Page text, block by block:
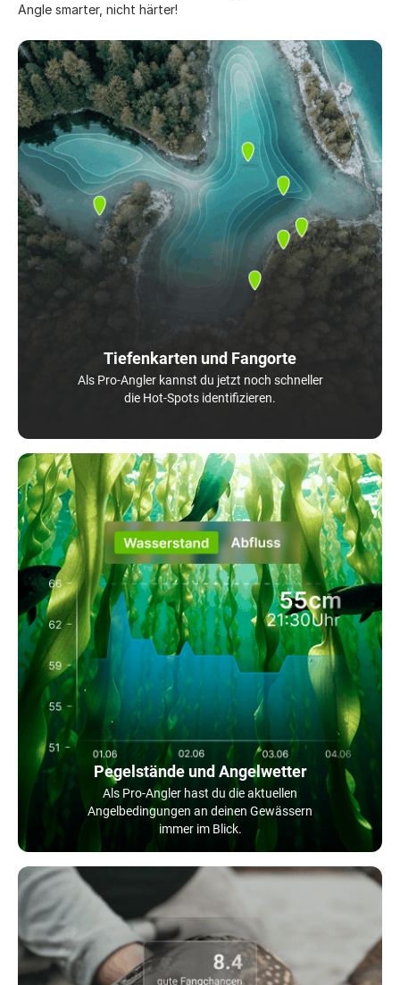
Angle smarter, nicht härter!
Tiefenkarten und Fangorte
Als Pro-Angler kannst du jetzt noch schneller
die Hot-Spots identifizieren.
Pegelstände und Angelwetter
Als Pro-Angler hast du die aktuellen
Angelbedingungen an deinen Gewässern
immer im Blick.